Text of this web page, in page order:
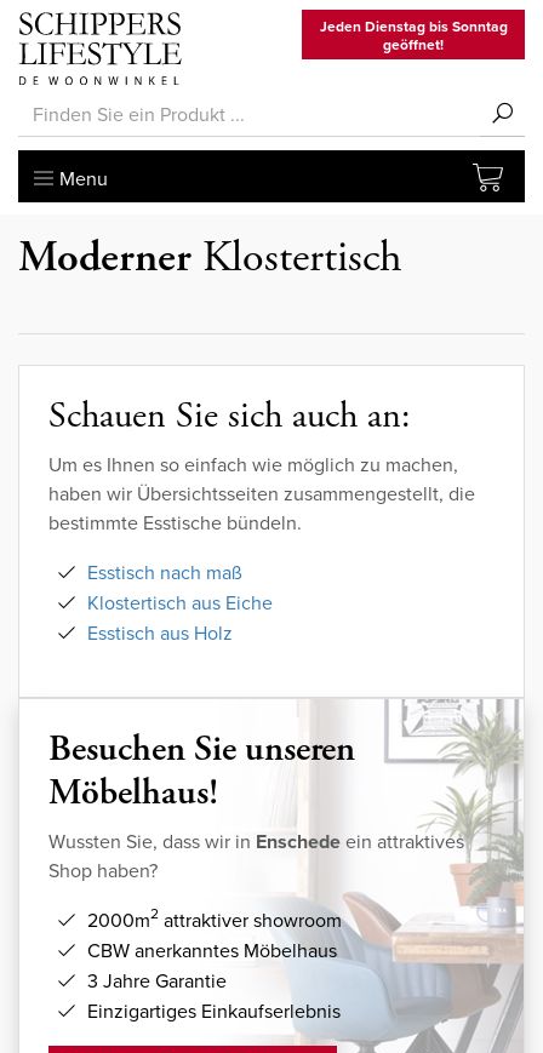
Jeden Dienstag bis Sonntag
geöffnet!
Menu
Moderner Klostertisch
Schauen Sie sich auch an:
Um es Ihnen so einfach wie möglich zu machen,
haben wir Übersichtsseiten zusammengestellt, die
bestimmte Esstische bündeln.
Esstisch nach maß
Klostertisch aus Eiche
Esstisch aus Holz
Besuchen Sie unseren
Möbelhaus!
Wussten Sie, dass wir in Enschedeein attraktives
Shop haben?
2000m2 attraktiver showroom
CBW anerkanntes Möbelhaus
3 Jahre Garantie
Einzigartiges Einkaufserlebnis